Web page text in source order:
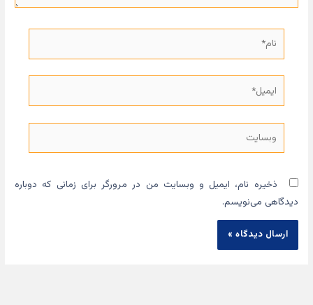
نام*
ایمیل*
وبسایت
ذخیره نام، ایمیل و وبسایت من در مرورگر برای زمانی که دوباره
دیدگاهی می‌نویسم.